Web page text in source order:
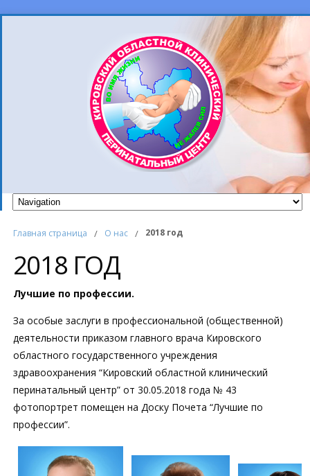
Главная страница / О нас / 2018 год
2018 ГОД
Лучшие по профессии.
За особые заслуги в профессиональной (общественной)
деятельности приказом главного врача Кировского
областного государственного учреждения
здравоохранения “Кировский областной клинический
перинатальный центр” от 30.05.2018 года № 43
фотопортрет помещен на Доску Почета “Лучшие по
профессии”.